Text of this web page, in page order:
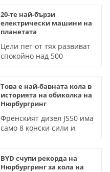
(ВИДЕО)
20-те най-бързи
електрически машини на
планетата
Цели пет от тях развиват
спокойно над 500
Това е най-бавната кола в
историята на обиколка на
Нюрбургринг
Френският дизел JS50 има
само 8 конски сили и
BYD счупи рекорда на
Нюрбургринг за кола на